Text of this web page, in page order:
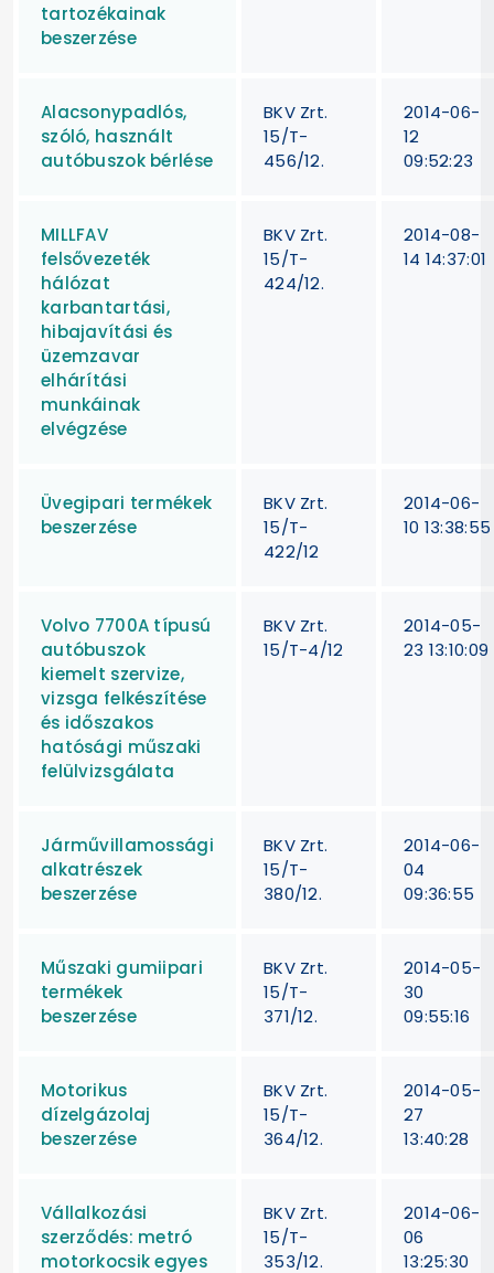
tartozékainak
beszerzése
Alacsonypadlós,
szóló, használt
autóbuszok bérlése
BKV Zrt.
15/T-
456/12.
2014-06-
12
09:52:23
MILLFAV
felsővezeték
hálózat
karbantartási,
hibajavítási és
üzemzavar
elhárítási
munkáinak
elvégzése
BKV Zrt.
15/T-
424/12.
2014-08-
14 14:37:01
Üvegipari termékek
beszerzése
BKV Zrt.
15/T-
422/12
2014-06-
10 13:38:55
Volvo 7700A típusú
autóbuszok
kiemelt szervize,
vizsga felkészítése
és időszakos
hatósági műszaki
felülvizsgálata
BKV Zrt.
15/T-4/12
2014-05-
23 13:10:09
Járművillamossági
alkatrészek
beszerzése
BKV Zrt.
15/T-
380/12.
2014-06-
04
09:36:55
Műszaki gumiipari
termékek
beszerzése
BKV Zrt.
15/T-
371/12.
2014-05-
30
09:55:16
Motorikus
dízelgázolaj
beszerzése
BKV Zrt.
15/T-
364/12.
2014-05-
27
13:40:28
Vállalkozási
szerződés: metró
motorkocsik egyes
BKV Zrt.
15/T-
353/12.
2014-06-
06
13:25:30